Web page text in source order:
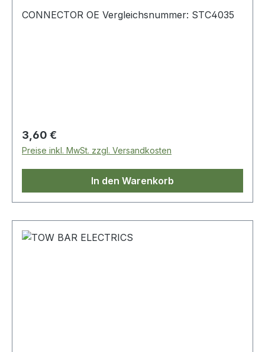
CONNECTOR OE Vergleichsnummer: STC4035
Regulärer Preis:
3,60 €
Preise inkl. MwSt. zzgl. Versandkosten
In den Warenkorb